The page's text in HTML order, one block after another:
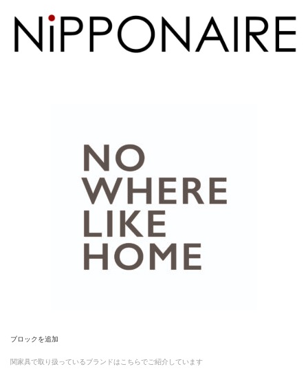
ブロックを追加
関家具で取り扱っているブランドはこちらでご紹介しています